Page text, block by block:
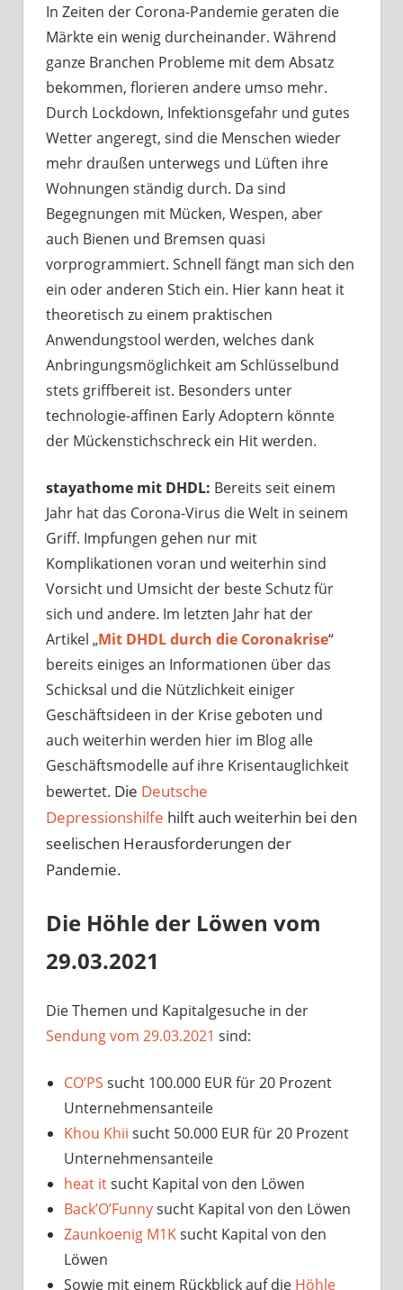
In Zeiten der Corona-Pandemie geraten die
Märkte ein wenig durcheinander. Während
ganze Branchen Probleme mit dem Absatz
bekommen, florieren andere umso mehr.
Durch Lockdown, Infektionsgefahr und gutes
Wetter angeregt, sind die Menschen wieder
mehr draußen unterwegs und Lüften ihre
Wohnungen ständig durch. Da sind
Begegnungen mit Mücken, Wespen, aber
auch Bienen und Bremsen quasi
vorprogrammiert. Schnell fängt man sich den
ein oder anderen Stich ein. Hier kann heat it
theoretisch zu einem praktischen
Anwendungstool werden, welches dank
Anbringungsmöglichkeit am Schlüsselbund
stets griffbereit ist. Besonders unter
technologie-affinen Early Adoptern könnte
der Mückenstichschreck ein Hit werden.
stayathome mit DHDL: Bereits seit einem
Jahr hat das Corona-Virus die Welt in seinem
Griff. Impfungen gehen nur mit
Komplikationen voran und weiterhin sind
Vorsicht und Umsicht der beste Schutz für
sich und andere. Im letzten Jahr hat der
Artikel „Mit DHDL durch die Coronakrise“
bereits einiges an Informationen über das
Schicksal und die Nützlichkeit einiger
Geschäftsideen in der Krise geboten und
auch weiterhin werden hier im Blog alle
Geschäftsmodelle auf ihre Krisentauglichkeit
bewertet. Die Deutsche
Depressionshilfe hilft auch weiterhin bei den
seelischen Herausforderungen der
Pandemie.
Die Höhle der Löwen vom
29.03.2021
Die Themen und Kapitalgesuche in der
Sendung vom 29.03.2021 sind:
CO’PS sucht 100.000 EUR für 20 Prozent
Unternehmensanteile
Khou Khii sucht 50.000 EUR für 20 Prozent
Unternehmensanteile
heat itsucht Kapital von den Löwen
Back’O’Funnysucht Kapital von den Löwen
Zaunkoenig M1Ksucht Kapital von den
Löwen
Sowie mit einem Rückblick auf die Höhle